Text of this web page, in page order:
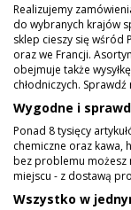
Realizujemy
do wybranych krajów
sklep cieszy się wśród
oraz we Francji.
obejmuje także
chłodniczych.
Wygodne i
Ponad 8 tysięcy
chemiczne oraz kawa,
bez problemu możesz
miejscu - z dostawą
Wszystko w